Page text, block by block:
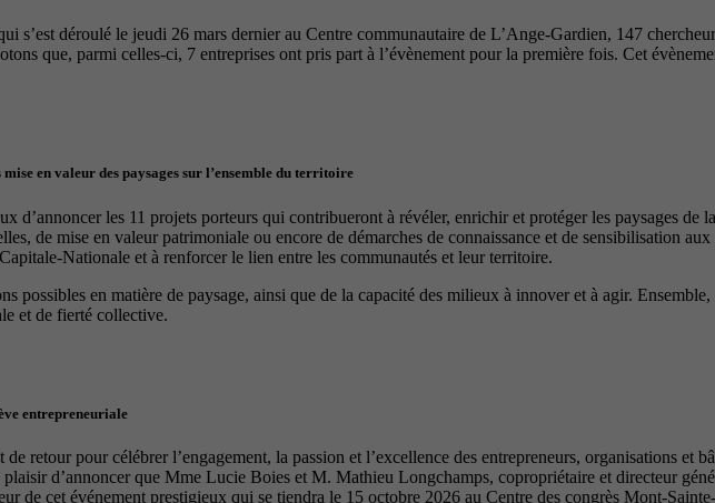
s’est déroulé le jeudi 26 mars dernier au Centre communautaire de L’Ange-Gardien, 147
que, parmi celles-ci, 7 entreprises ont pris part à l’évènement pour la première fois. Cet
en valeur des paysages sur l’ensemble du territoire
d’annoncer les 11 projets porteurs qui contribueront à révéler, enrichir et protéger les paysages de
de mise en valeur patrimoniale ou encore de démarches de connaissance et de sensibilisation
Nationale et à renforcer le lien entre les communautés et leur territoire.
possibles en matière de paysage, ainsi que de la capacité des milieux à innover et à agir.
et de fierté collective.
entrepreneuriale
retour pour célébrer l’engagement, la passion et l’excellence des entrepreneurs, organisations et
d’annoncer que Mme Lucie Boies et M. Mathieu Longchamps, copropriétaire et directeur
de cet événement prestigieux qui se tiendra le 15 octobre 2026 au Centre des congrès Mont-